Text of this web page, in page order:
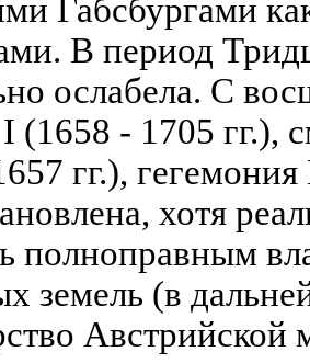
Габсбургами
В период
ослабела. С
(1658 - 1705 гг.),
гг.),
хотя
полноправным
земель (в